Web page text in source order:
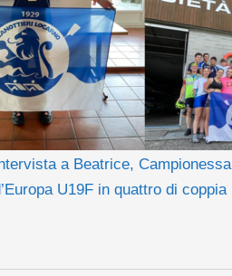
a Beatrice, Campionessa
U19F in quattro di coppia